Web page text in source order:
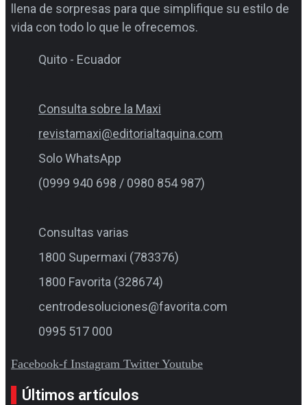
llena de sorpresas para que simplifique su estilo de
vida con todo lo que le ofrecemos.
Quito - Ecuador
Consulta sobre la Maxi
revistamaxi@editorialtaquina.com
Solo WhatsApp
(0999 940 698 / 0980 854 987)
Consultas varias
1800 Supermaxi (783376)
1800 Favorita (328674)
centrodesoluciones@favorita.com
0995 517 000
Facebook-f Instagram Twitter Youtube
Últimos artículos